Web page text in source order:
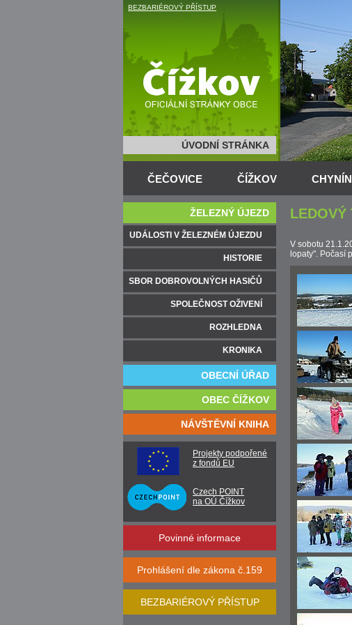
BEZBARIÉROVÝ PŘÍSTUP
ÚVODNÍ STRÁNKA
ČEČOVICE ČÍŽKOV CHYNÍN
LEDOVÝ
V sobotu
lopaty". Počasí
ŽELEZNÝ ÚJEZD
UDÁLOSTI V ŽELEZNÉM ÚJEZDU
HISTORIE
SBOR DOBROVOLNÝCH HASIČŮ
SPOLEČNOST OŽIVENÍ
ROZHLEDNA
KRONIKA
OBECNÍ ÚŘAD
OBEC ČÍŽKOV
NÁVŠTĚVNÍ KNIHA
Projekty podpořené
z fondů EU
Czech POINT
na OÚ Čížkov
Povinné informace
Prohlášení dle zákona č.159
BEZBARIÉROVÝ PŘÍSTUP